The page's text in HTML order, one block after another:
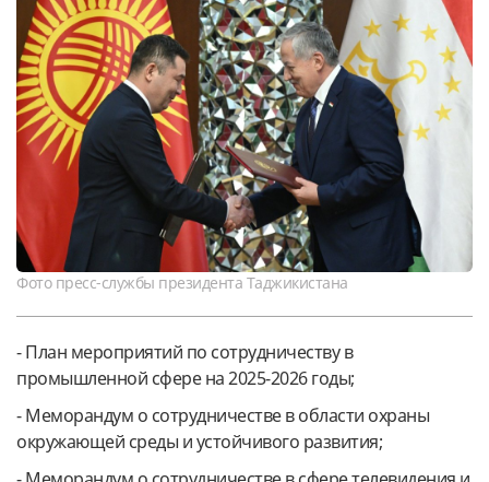
Фото пресс-службы президента Таджикистана
- План мероприятий по сотрудничеству в
промышленной сфере на 2025-2026 годы;
- Меморандум о сотрудничестве в области охраны
окружающей среды и устойчивого развития;